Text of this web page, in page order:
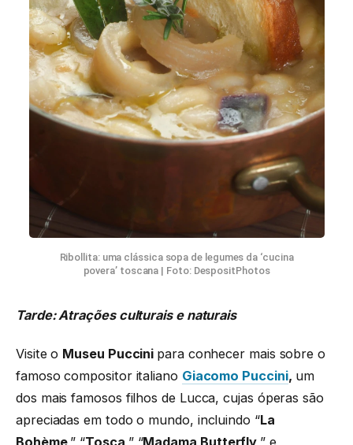
Ribollita: uma clássica sopa de legumes da ‘cucina
povera’ toscana | Foto: DespositPhotos
Tarde: Atrações culturais e naturais
Visite o Museu Puccini para conhecer mais sobre o
famoso compositor italiano Giacomo Puccini, um
dos mais famosos filhos de Lucca, cujas óperas são
apreciadas em todo o mundo, incluindo “La